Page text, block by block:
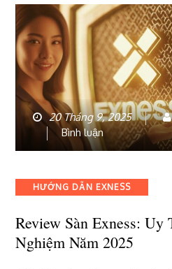
20 Tháng 9, 2025
Bình luậnbài
viết
Sàn
Exness:
tín,
chi
Categories
HƯỚNG DẪN EXNESS
Review Sàn Exness:
Nghiệm Năm 2025